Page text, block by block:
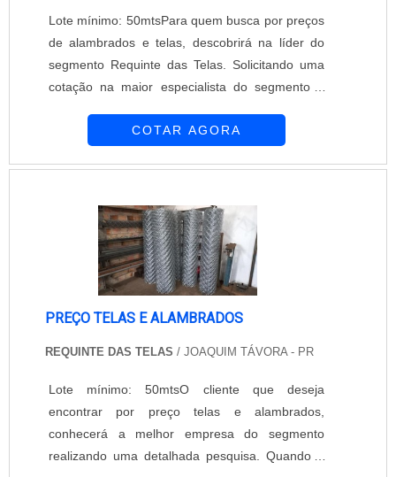
Lote mínimo: 50mtsPara quem busca por preços
de alambrados e telas, descobrirá na líder do
segmento Requinte das Telas. Solicitando uma
cotação na maior especialista do segmento e
área de atuação.É importante lembrar que o
materiais, além de evitar prejuízos com subst...
COTAR AGORA
PREÇO TELAS E ALAMBRADOS
REQUINTE DAS TELAS / JOAQUIM TÁVORA - PR
Lote mínimo: 50mtsO cliente que deseja
encontrar por preço telas e alambrados,
conhecerá a melhor empresa do segmento
realizando uma detalhada pesquisa. Quando o